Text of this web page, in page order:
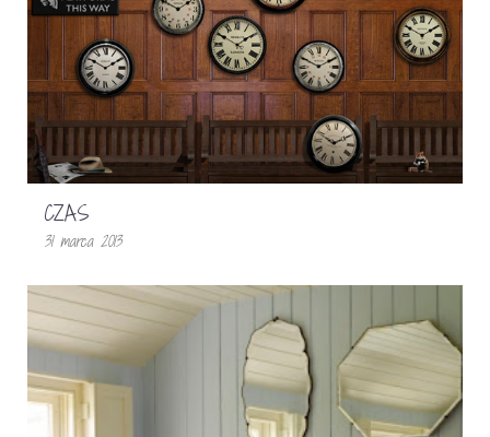
CZAS
31 marca 2013